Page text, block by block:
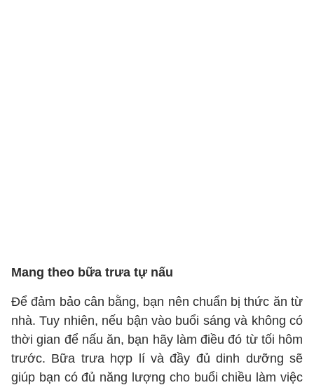
Mang theo bữa trưa tự nấu
Để đảm bảo cân bằng, bạn nên chuẩn bị thức ăn từ
nhà. Tuy nhiên, nếu bận vào buổi sáng và không có
thời gian để nấu ăn, bạn hãy làm điều đó từ tối hôm
trước. Bữa trưa hợp lí và đầy đủ dinh dưỡng sẽ
giúp bạn có đủ năng lượng cho buổi chiều làm việc